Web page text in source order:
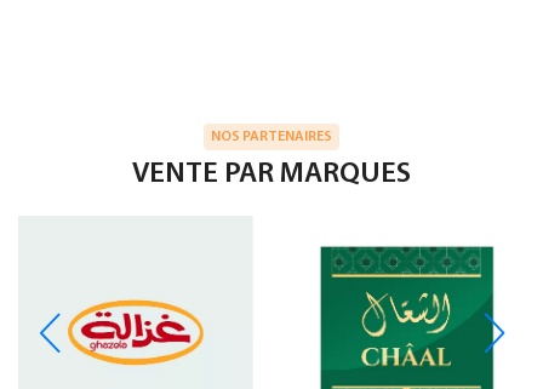
NOS PARTENAIRES
VENTE PAR MARQUES